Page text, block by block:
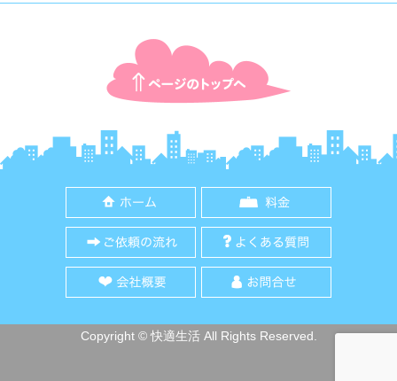
ご依頼の流れ
会社概要
Copyright © 快適生活 All Rights Reserved.